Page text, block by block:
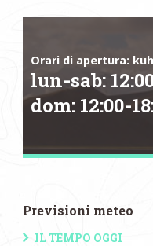
Orari di apertura:
lun-sab:
dom: 12:00-
Previsioni meteo
IL TEMPO OGGI